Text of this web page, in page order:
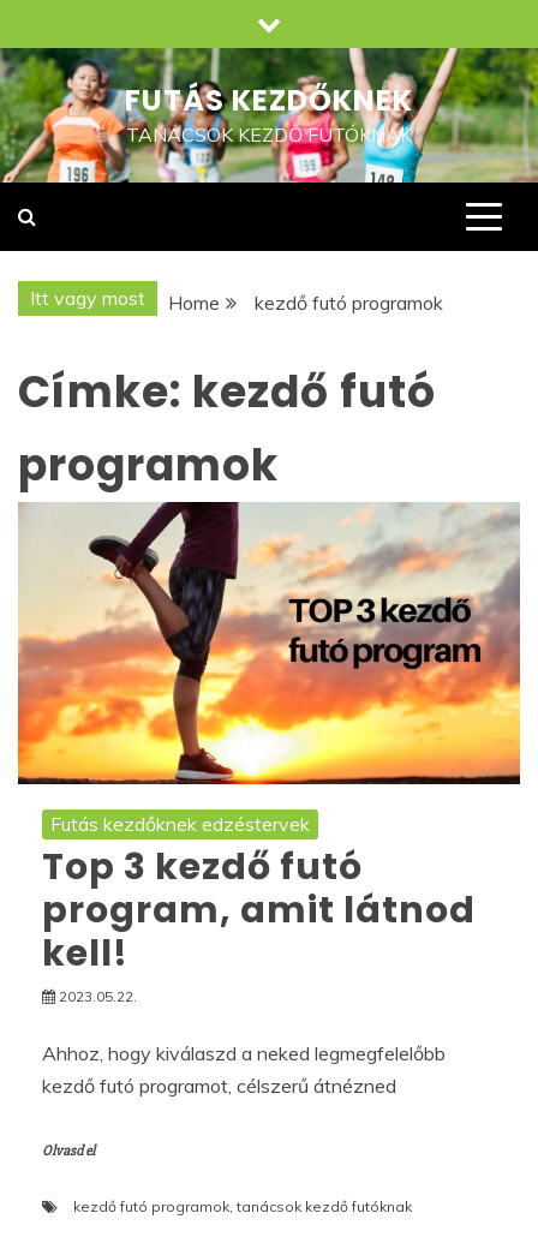
to
content
FUTÁS KEZDŐKNEK
TANÁCSOK KEZDŐ FUTÓKNAK
Itt vagy most Home kezdő futó programok
Címke: kezdő futó
programok
Futás kezdőknek edzéstervek
Top 3 kezdő futó
program, amit látnod
kell!
2023.05.22.
Ahhoz, hogy kiválaszd a neked legmegfelelőbb
kezdő futó programot, célszerű átnézned
Olvasd el
kezdő futó programok,tanácsok kezdő futóknak